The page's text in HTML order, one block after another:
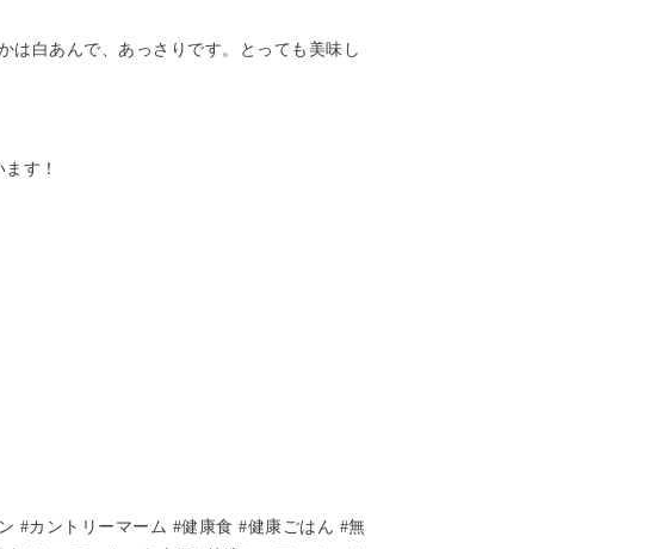
は白あんで、あっさりです。とっても美味し
す！
#カントリーマーム #健康食 #健康ごはん #無